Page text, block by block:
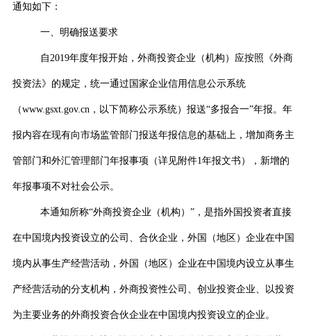
通知如下：
一、明确报送要求
自 2019年度年报开始，外商投资企业（机构）应按照《外商
投资法》的规定，统一通过国家企业信用信息公示系统
（www.gsxt.gov.cn ，以下简称公示系统）报送“多报合一”年报。年
报内容在现有向市场监管部门报送年报信息的基础上，增加商务主
管部门和外汇管理部门年报事项（详见附件1 年报文书），新增的
年报事项不对社会公示。
本通知所称“外商投资企业（机构） ”，是指外国投资者直接
在中国境内投资设立的公司、合伙企业，外国（地区）企业在中国
境内从事生产经营活动，外国（地区）企业在中国境内设立从事生
产经营活动的分支机构，外商投资性公司、创业投资企业、以投资
为主要业务的外商投资合伙企业在中国境内投资设立的企业。